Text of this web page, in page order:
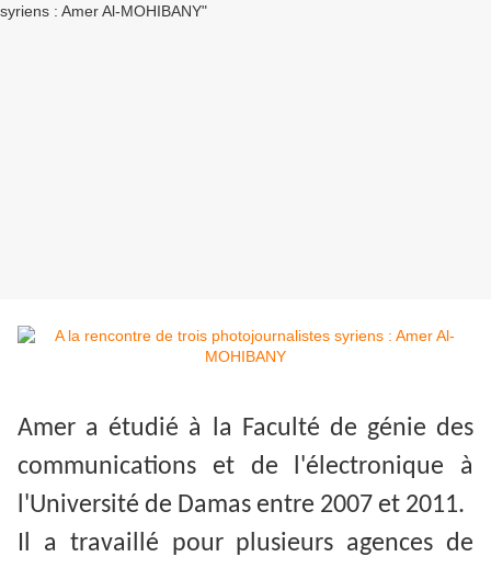
Amer a étudié à la Faculté de génie des
communications et de l'électronique à
l'Université de Damas entre 2007 et 2011.
Il a travaillé pour plusieurs agences de